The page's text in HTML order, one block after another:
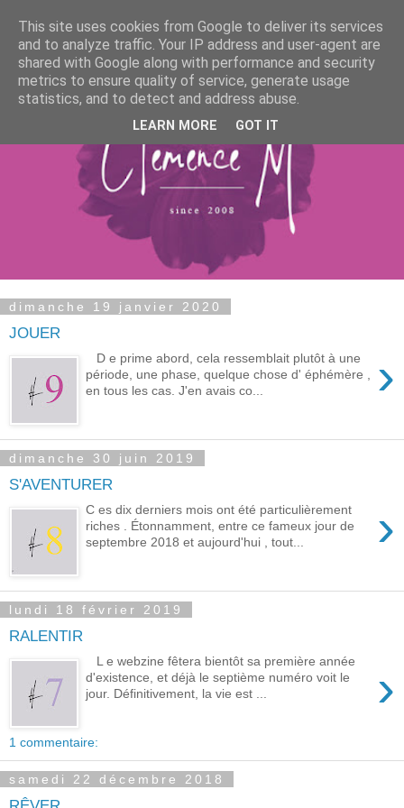
dimanche 19 janvier 2020
JOUER
›
D e prime abord, cela ressemblait plutôt à une
période, une phase, quelque chose d' éphémère ,
en tous les cas. J'en avais co...
dimanche 30 juin 2019
S'AVENTURER
›
C es dix derniers mois ont été particulièrement
riches . Étonnamment, entre ce fameux jour de
septembre 2018 et aujourd'hui , tout...
lundi 18 février 2019
RALENTIR
›
L e webzine fêtera bientôt sa première année
d'existence, et déjà le septième numéro voit le
jour. Définitivement, la vie est ...
1 commentaire:
samedi 22 décembre 2018
This site uses cookies from Google to deliver its services
and to analyze traffic. Your IP address and user-agent are
shared with Google along with performance and security
metrics to ensure quality of service, generate usage
statistics, and to detect and address abuse.
LEARN MORE GOT IT